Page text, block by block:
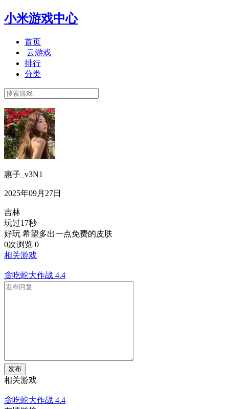
小米游戏中心
首页
云游戏
排行
分类
惠子_v3N1
2025年09月27日
吉林
玩过17秒
好玩 希望多出一点免费的皮肤
0次浏览 0
相关游戏
贪吃蛇大作战 4.4
发布
相关游戏
贪吃蛇大作战 4.4